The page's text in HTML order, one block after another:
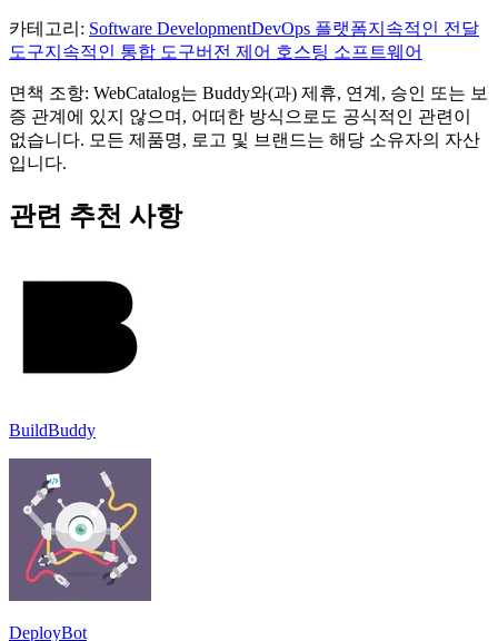
카테고리 : Software DevelopmentDevOps 플랫폼지속적인 전달
도구지속적인 통합 도구버전 제어 호스팅 소프트웨어
면책 조항: WebCatalog는 Buddy와(과) 제휴, 연계, 승인 또는 보
증 관계에 있지 않으며, 어떠한 방식으로도 공식적인 관련이
없습니다. 모든 제품명, 로고 및 브랜드는 해당 소유자의 자산
입니다.
관련 추천 사항
BuildBuddy
DeployBot